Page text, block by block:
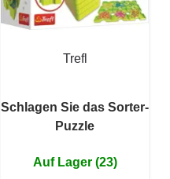
Trefl
Schlagen Sie das Sorter-
Puzzle
Auf Lager (23)